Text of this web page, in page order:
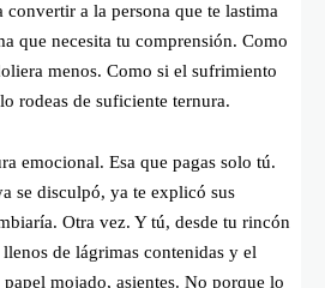
convertir a la persona que te lastima
que necesita tu comprensión. Como
menos. Como si el sufrimiento
rodeas de suficiente ternura.
emocional. Esa que pagas solo tú.
se disculpó, ya te explicó sus
Otra vez. Y tú, desde tu rincón
de lágrimas contenidas y el
mojado, asientes. No porque lo